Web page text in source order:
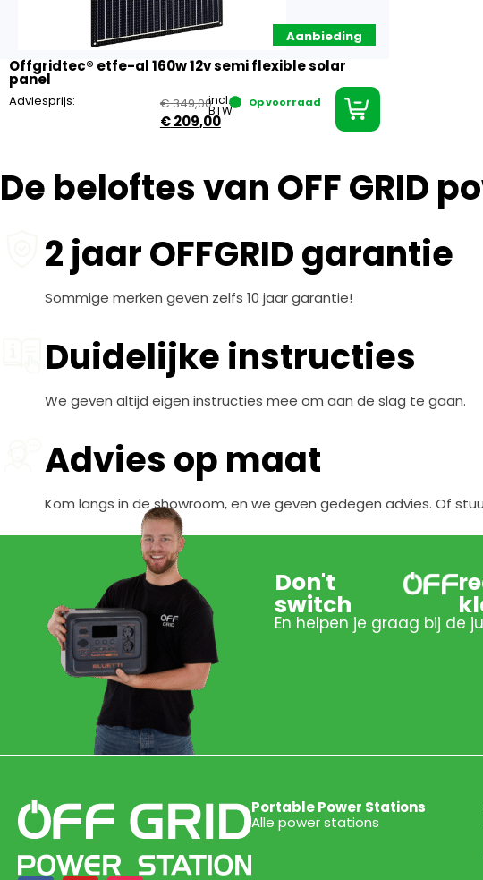
Aanbieding
Offgridtec® etfe-al 160w 12v semi flexible solar
panel
Adviesprijs: €349,00
€209,00
incl.
BTW
Op voorraad
De beloftes van OFF GRID
2 jaar OFFGRID garantie
Sommige merken geven zelfs 10 jaar garantie!
Duidelijke instructies
We geven altijd eigen instructies mee om aan de slag te gaan.
Advies op maat
Kom langs in de showroom, en we geven gedegen advies. Of
Don't
switch
En helpen je graag bij de
Portable Power Stations
Alle power stations